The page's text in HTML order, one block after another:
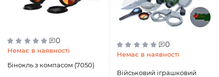
0
Немає в наявності
Бінокль з компасом (7050)
0
Немає в наявності
Військовий іграшковий